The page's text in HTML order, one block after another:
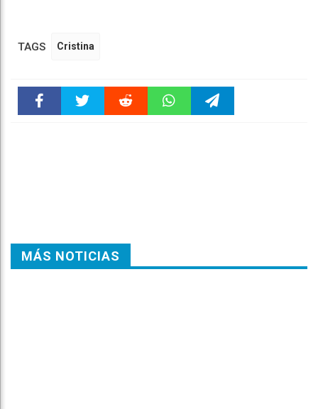
TAGS Cristina
MÁS NOTICIAS